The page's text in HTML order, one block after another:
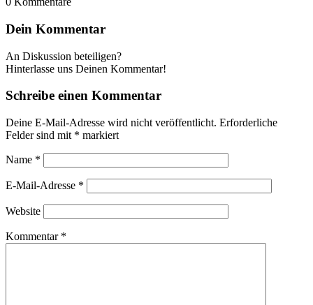
Dein Kommentar
An Diskussion beteiligen?
Hinterlasse uns Deinen Kommentar!
Schreibe einen Kommentar
Deine E-Mail-Adresse wird nicht veröffentlicht. Erforderliche
Felder sind mit * markiert
Name *
E-Mail-Adresse *
Website
Kommentar *